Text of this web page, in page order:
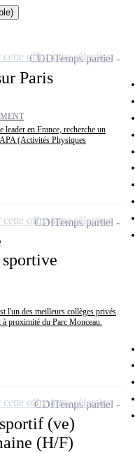
Paris
en France, recherche un
(Activités Physiques
CDDTemps partiel
offre à ma sélection
l'un des meilleurs collèges privés
proximité du Parc Monceau.
CDITemps partiel
offre à ma sélection
(ve)
(H/F)
CDITemps partiel
offre à ma sélection